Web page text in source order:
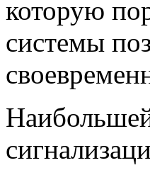
которую
системы